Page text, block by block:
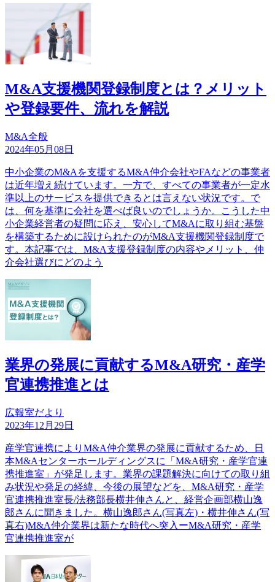
M&A支援機関登録制度とは？メリット
や登録要件、流れを解説
M&A全般
2024年05月08日
中小企業のM&Aを支援するM&A仲介会社やFAなどの事業者
は近年増え続けています。一方で、すべての事業者が一定水
準以上のサービスを提供できるとは言えない状況です。で
は、何を基準に会社を選べば良いのでしょうか。こうした中
小企業経営者の疑問に応え、安心してM&Aに取り組む基盤
を構築するために設けられたのがM&A支援機関登録制度で
す。本記事では、M&A支援登録制度の内容やメリット、仲
介会社選びにどのよう
業界の発展に貢献するM&A研究・産学
官連携推進とは
広報室だより
2023年12月29日
産学官連携によりM&A仲介業界の発展に貢献するため、日
本M&Aセンターホールディングスに「M&A研究・産学官連
携推進室」が発足します。業界の課題解決に向けての取り組
み状況や発足の経緯、今後の展望などを、M&A研究・産学
官連携推進室長/法務部長横井伸さんと、経営企画部横山逸
郎さんに聞きました。横山逸郎さん(写真左)・横井伸さん(写
真右)M&A仲介業界は新たな時代へ突入ーM&A研究・産学
官連携推進室が